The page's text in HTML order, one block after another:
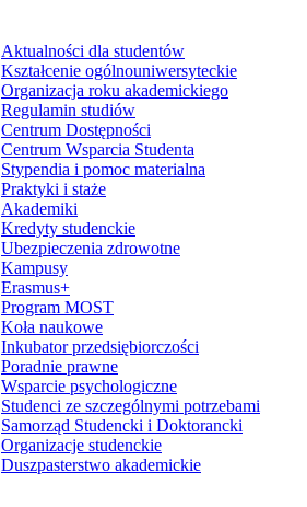
Aktualności dla studentów
Kształcenie ogólnouniwersyteckie
Organizacja roku akademickiego
Regulamin studiów
Centrum Dostępności
Centrum Wsparcia Studenta
Stypendia i pomoc materialna
Praktyki i staże
Akademiki
Kredyty studenckie
Ubezpieczenia zdrowotne
Kampusy
Erasmus+
Program MOST
Koła naukowe
Inkubator przedsiębiorczości
Poradnie prawne
Wsparcie psychologiczne
Studenci ze szczególnymi potrzebami
Samorząd Studencki i Doktorancki
Organizacje studenckie
Duszpasterstwo akademickie